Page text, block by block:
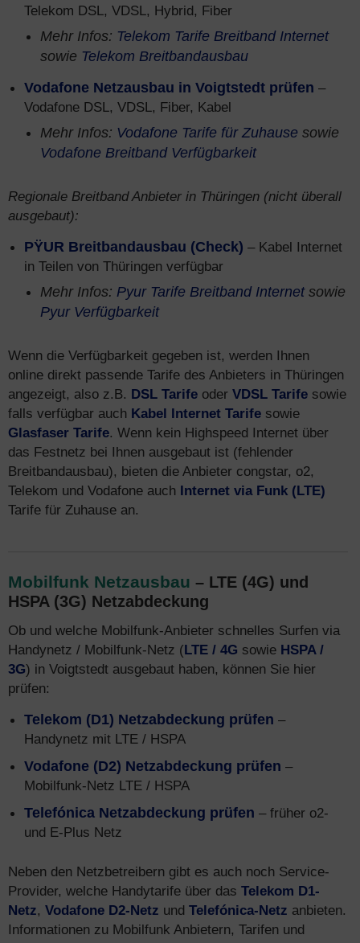
Telekom DSL, VDSL, Hybrid, Fiber
Mehr Infos: Telekom Tarife Breitband Internet
sowie Telekom Breitbandausbau
Vodafone Netzausbau in Voigtstedt prüfen –
Vodafone DSL, VDSL, Fiber, Kabel
Mehr Infos: Vodafone Tarife für Zuhause sowie
Vodafone Breitband Verfügbarkeit
Regionale Breitband Anbieter in Thüringen (nicht überall
ausgebaut):
PŸUR Breitbandausbau (Check) – Kabel Internet
in Teilen von Thüringen verfügbar
Mehr Infos: Pyur Tarife Breitband Internetsowie
Pyur Verfügbarkeit
Wenn die Verfügbarkeit gegeben ist, werden Ihnen
online direkt passende Tarife des Anbieters in Thüringen
angezeigt, also z.B. DSL Tarife oder VDSL Tarife sowie
falls verfügbar auch Kabel Internet Tarife sowie
Glasfaser Tarife. Wenn kein Highspeed Internet über
das Festnetz bei Ihnen ausgebaut ist (fehlender
Breitbandausbau), bieten die Anbieter congstar, o2,
Telekom und Vodafone auch Internet via Funk (LTE)
Tarife für Zuhause an.
Mobilfunk Netzausbau – LTE (4G) und
HSPA (3G) Netzabdeckung
Ob und welche Mobilfunk-Anbieter schnelles Surfen via
Handynetz / Mobilfunk-Netz (LTE / 4G sowie HSPA /
3G) in Voigtstedt ausgebaut haben, können Sie hier
prüfen:
Telekom (D1) Netzabdeckung prüfen –
Handynetz mit LTE / HSPA
Vodafone (D2) Netzabdeckung prüfen –
Mobilfunk-Netz LTE / HSPA
Telefónica Netzabdeckung prüfen – früher o2-
und E-Plus Netz
Neben den Netzbetreibern gibt es auch noch Service-
Provider, welche Handytarife über das Telekom D1-
Netz, Vodafone D2-Netz und Telefónica-Netz anbieten.
Informationen zu Mobilfunk Anbietern, Tarifen und